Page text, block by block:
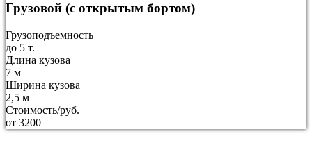
Грузовой (с открытым бортом)
Грузоподъемность
до 5 т.
Длина кузова
7 м
Ширина кузова
2,5 м
Стоимость/руб.
от 3200